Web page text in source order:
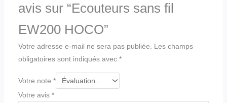
avis sur “Ecouteurs sans fil
EW200 HOCO”
Votre adresse e-mail ne sera pas publiée.
Les champs
obligatoires sont indiqués avec *
Votre note *
Votre avis *